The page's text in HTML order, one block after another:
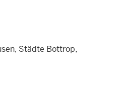
Städte Bottrop,